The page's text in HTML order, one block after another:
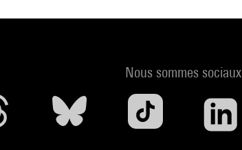
Nous sommes sociaux